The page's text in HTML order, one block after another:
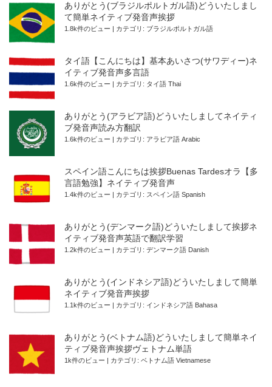
ありがとう(ブラジルポルトガル語)どういたしまし
て簡単ネイティブ発音声挨拶
1.8k件のビュー カテゴリ: ブラジルポルトガル語
タイ語【こんにちは】基本あいさつ(サワディー)ネ
イティブ発音声多言語
1.6k件のビュー カテゴリ: タイ語 Thai
ありがとう(アラビア語)どういたしましてネイティ
ブ発音声読み方翻訳
1.6k件のビュー カテゴリ: アラビア語 Arabic
スペイン語こんにちは挨拶Buenas Tardesオラ【多
言語勉強】ネイティブ発音声
1.4k件のビュー カテゴリ: スペイン語 Spanish
ありがとう(デンマーク語)どういたしまして挨拶ネ
イティブ発音声英語で翻訳学習
1.2k件のビュー カテゴリ: デンマーク語 Danish
ありがとう(インドネシア語)どういたしまして簡単
ネイティブ発音声挨拶
1.1k件のビュー カテゴリ: インドネシア語 Bahasa
ありがとう(ベトナム語)どういたしまして簡単ネイ
ティブ発音声挨拶ヴェトナム単語
1k件のビュー カテゴリ: ベトナム語 Vietnamese